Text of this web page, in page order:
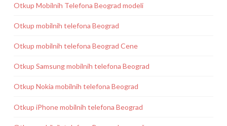
Otkup Mobilnih Telefona Beograd modeli
Otkup mobilnih telefona Beograd
Otkup mobilnih telefona Beograd Cene
Otkup Samsung mobilnih telefona Beograd
Otkup Nokia mobilnih telefona Beograd
Otkup iPhone mobilnih telefona Beograd